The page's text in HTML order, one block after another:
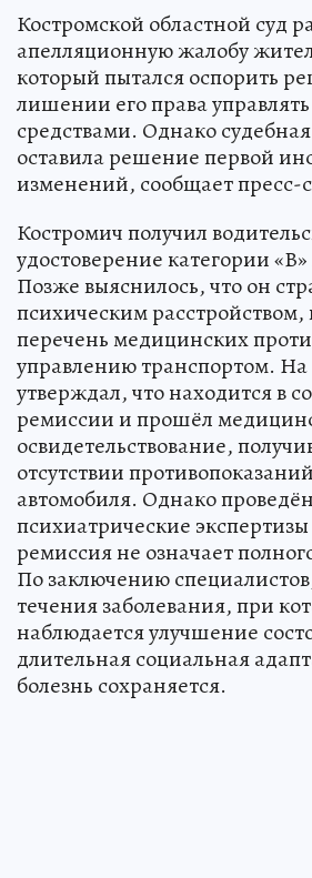
Костромской областной суд
апелляционную жалобу
который пытался оспорить
лишении его права
средствами. Однако
оставила решение первой
изменений, сообщает пресс-
Костромич получил
удостоверение категории «В»
Позже выяснилось, что он
психическим
перечень медицинских
управлению транспортом.
утверждал, что находится в
ремиссии и прошёл
освидетельствование,
отсутствии
автомобиля. Однако
психиатрические
ремиссия не означает
По заключению
течения заболевания, при
наблюдается улучшение
длительная социальная
болезнь сохраняется.